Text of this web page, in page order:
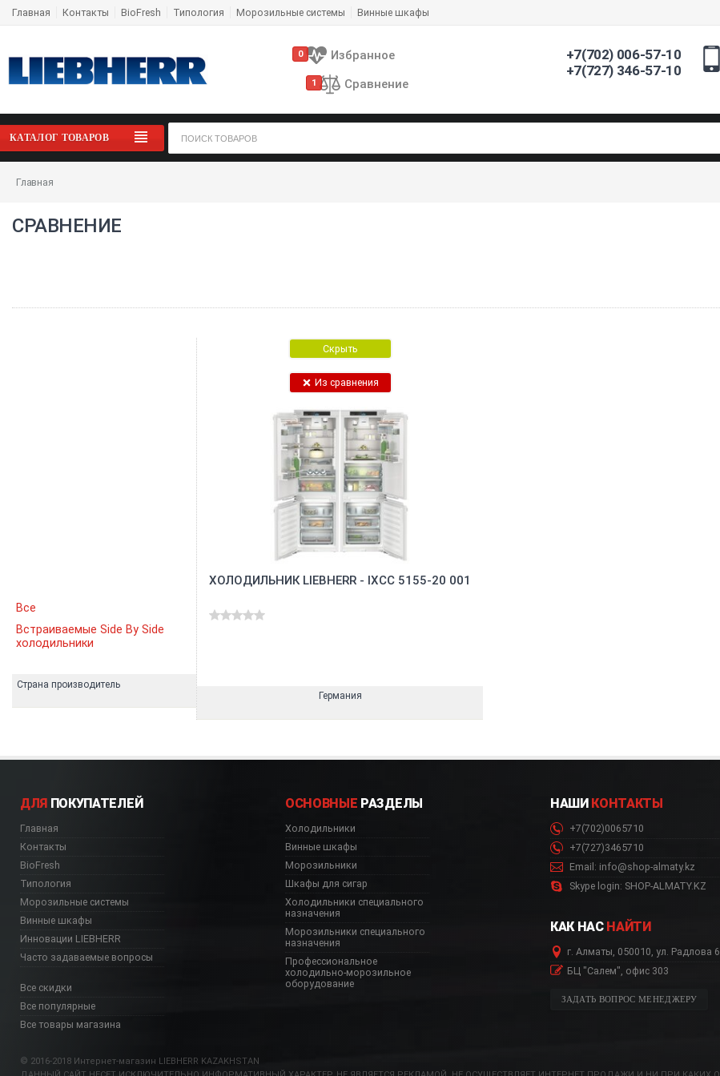
Главная Контакты BioFresh Типология Морозильные системы Винные шкафы
0 Избранное
1 Сравнение
+7(702) 006-57-10
+7(727) 346-57-10
КАТАЛОГ ТОВАРОВ
Главная
СРАВНЕНИЕ
Все
Встраиваемые Side By Side
холодильники
Страна производитель
Скрыть
Из сравнения
ХОЛОДИЛЬНИК LIEBHERR - IXCC 5155-20 001
Германия
ДЛЯ ПОКУПАТЕЛЕЙ
Главная
Контакты
BioFresh
Типология
Морозильные системы
Винные шкафы
Инновации LIEBHERR
Часто задаваемые вопросы
Все скидки
Все популярные
Все товары магазина
ОСНОВНЫЕ РАЗДЕЛЫ
Холодильники
Винные шкафы
Морозильники
Шкафы для сигар
Холодильники специального
назначения
Морозильники специального
назначения
Профессиональное
холодильно-морозильное
оборудование
НАШИ КОНТАКТЫ
+7(702)0065710
+7(727)3465710
Email: info@shop-almaty.kz
Skype login: SHOP-ALMATY.KZ
КАК НАС НАЙТИ
г. Алматы, 050010, ул. Радлова
БЦ "Салем", офис 303
ЗАДАТЬ ВОПРОС МЕНЕДЖЕРУ
© 2016-2018 Интернет-магазин LIEBHERR KAZAKHSTAN